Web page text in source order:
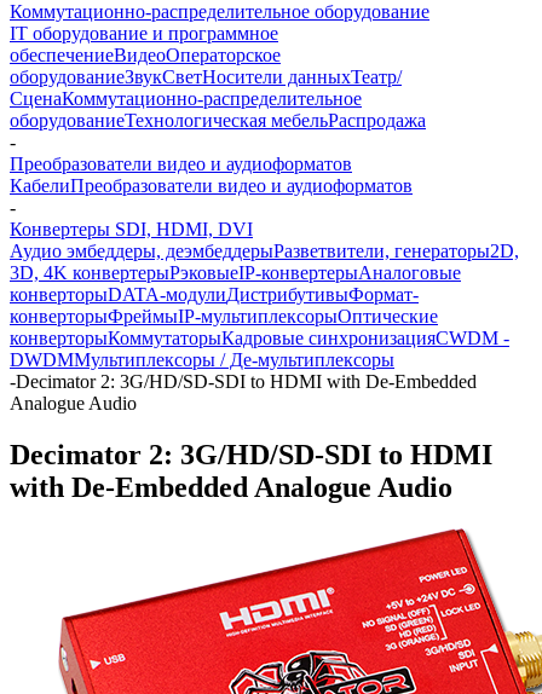
Коммутационно-распределительное оборудование
IT оборудование и программное
обеспечениеВидеоОператорское
оборудованиеЗвукСветНосители данныхТеатр/
СценаКоммутационно-распределительное
оборудованиеТехнологическая мебельРаспродажа
-
Преобразователи видео и аудиоформатов
КабелиПреобразователи видео и аудиоформатов
-
Конвертеры SDI, HDMI, DVI
Аудио эмбеддеры, деэмбеддерыРазветвители, генераторы2D,
3D, 4K конвертерыРэковыеIP-конвертерыАналоговые
конверторыDATA-модулиДистрибутивыФормат-
конверторыФреймыIP-мультиплексорыОптические
конверторыКоммутаторыКадровые синхронизацияCWDM -
DWDMМультиплексоры / Де-мультиплексоры
-Decimator 2: 3G/HD/SD-SDI to HDMI with De-Embedded
Analogue Audio
Decimator 2: 3G/HD/SD-SDI to HDMI
with De-Embedded Analogue Audio